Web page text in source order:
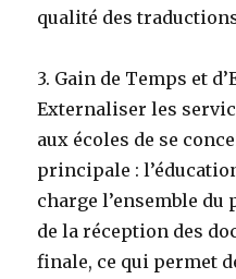
qualité des
3. Gain de Temps et
Externaliser les
aux écoles de se
principale :
charge l’ensemble
de la réception des
finale, ce qui permet